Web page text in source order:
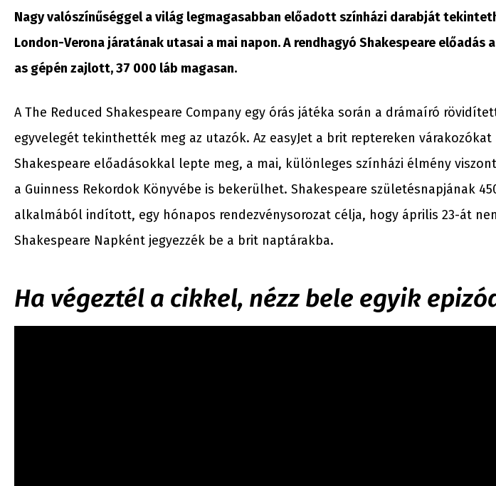
Nagy valószínűséggel a világ legmagasabban előadott színházi darabját
London-Verona járatának utasai a mai napon. A rendhagyó Shakespeare előadás
as gépén zajlott, 37 000 láb magasan.
A The Reduced Shakespeare Company egy órás játéka során a drámaíró
egyvelegét tekinthették meg az utazók. Az easyJet a brit reptereken
Shakespeare előadásokkal lepte meg, a mai, különleges színházi élmény
a Guinness Rekordok Könyvébe is bekerülhet. Shakespeare születésnapjának
alkalmából indított, egy hónapos rendezvénysorozat célja, hogy április 23-át
Shakespeare Napként jegyezzék be a brit naptárakba.
Ha végeztél a cikkel, nézz bele egyik